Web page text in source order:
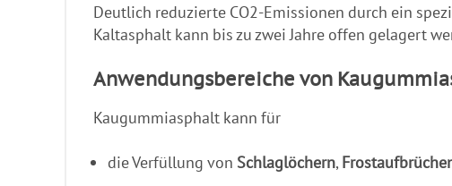
Deutlich reduzierte CO2-Emissionen durch ein
Kaltasphalt kann bis zu zwei Jahre offen gelagert
Anwendungsbereiche von
Kaugummiasphalt kann für
die Verfüllung von Schlaglöchern,